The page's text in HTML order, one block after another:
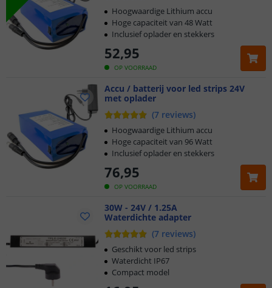
OP VOORRAAD
52,95
Hoogwaardige Lithium accu
Hoge capaciteit van 48 Watt
Inclusief oplader en stekkers
Accu / batterij voor led strips 24V
met oplader
(7 reviews)
OP VOORRAAD
76,95
Hoogwaardige Lithium accu
Hoge capaciteit van 96 Watt
Inclusief oplader en stekkers
30W - 24V / 1.25A
Waterdichte adapter
(7 reviews)
Geschikt voor led strips
Waterdicht IP67
Compact model